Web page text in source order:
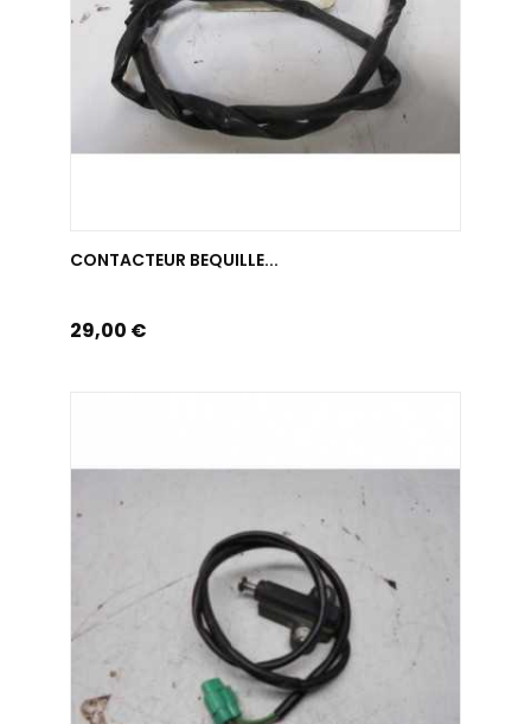
CONTACTEUR BEQUILLE...
Prix
29,00 €